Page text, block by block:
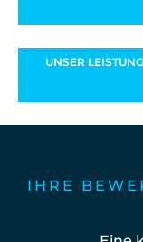
UNSER
IHRE